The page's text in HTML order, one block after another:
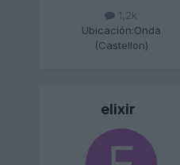
1,2k
Ubicación:Onda
(Castellon)
elixir